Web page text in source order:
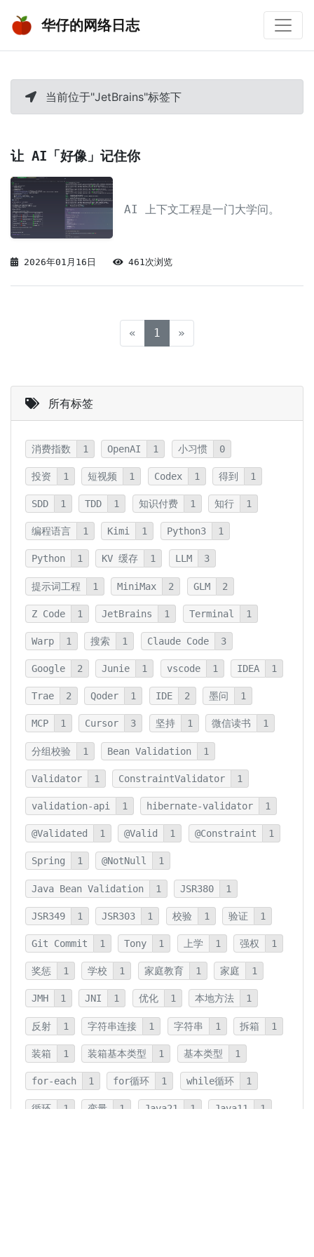
华仔的网络日志
当前位于"JetBrains"标签下
让 AI「好像」记住你
AI 上下文工程是一门大学问。
2026年01月16日 461次浏览
« 1 (current)
»
所有标签
消费指数 1 OpenAI 1 小习惯 0
投资 1 短视频 1 Codex 1 得到 1
SDD 1 TDD 1 知识付费 1 知行 1
编程语言 1 Kimi 1 Python3 1
Python 1 KV 缓存 1 LLM 3
提示词工程 1 MiniMax 2 GLM 2
Z Code 1 JetBrains 1 Terminal 1
Warp 1 搜索 1 Claude Code 3
Google 2 Junie 1 vscode 1 IDEA 1
Trae 2 Qoder 1 IDE 2 墨问 1
MCP 1 Cursor 3 坚持 1 微信读书 1
分组校验 1 Bean Validation 1
Validator 1 ConstraintValidator 1
validation-api 1 hibernate-validator 1
@Validated 1 @Valid 1 @Constraint 1
Spring 1 @NotNull 1
Java Bean Validation 1 JSR380 1
JSR349 1 JSR303 1 校验 1 验证 1
Git Commit 1 Tony 1 上学 1 强权 1
奖惩 1 学校 1 家庭教育 1 家庭 1
JMH 1 JNI 1 优化 1 本地方法 1
反射 1 字符串连接 1 字符串 1 拆箱 1
装箱 1 装箱基本类型 1 基本类型 1
for-each 1 for循环 1 while循环 1
循环 1 变量 1 Java21 1 Java11 1